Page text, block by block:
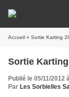
Accueil » Sortie Karting
Sortie
Publié le 05/11/2012
Par Les Sorbielles